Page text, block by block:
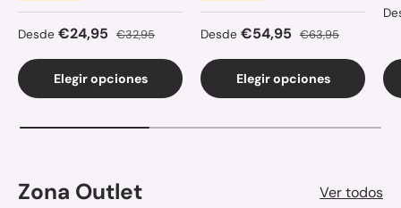
Precio de venta
Desde €24,95 Precio normal
€32,95
Elegir opciones
Precio de venta
Desde €54,95 Precio normal
€63,95
Elegir opciones
Zona Outlet Ver todos